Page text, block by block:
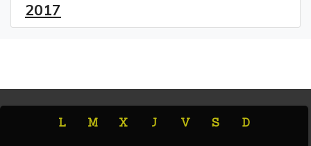
2017
L M X J V S D